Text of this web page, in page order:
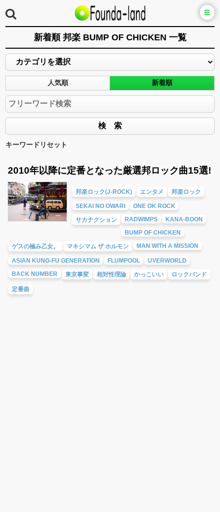
新着順 邦楽 BUMP OF CHICKEN 一覧
人気順 新着順
キーワードリセット
2010年以降に定番となった厳選邦ロック曲15選!
邦楽ロック(J-ROCK) エンタメ 邦楽ロック
SEKAI NO OWARI
ONE OK ROCK
サカナクション
RADWIMPS
KANA-BOON
BUMP OF CHICKEN
ゲスの極み乙女。
マキシマム ザ ホルモン MAN WITH A MISSION
ASIAN KUNG-FU GENERATION FLUMPOOL
UVERWORLD
BACK NUMBER
東京事変 相対性理論 かっこいい ロックバンド
定番曲